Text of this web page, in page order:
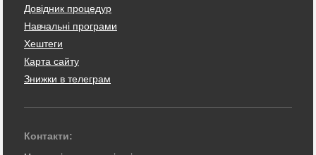
Довідник процедур
Навчальні програми
Хештеги
Карта сайту
Знижки в телеграм
Контакти: